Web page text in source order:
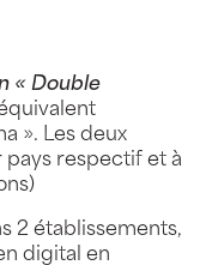
« Double
». Les deux
respectif et à
2 établissements,
digital en